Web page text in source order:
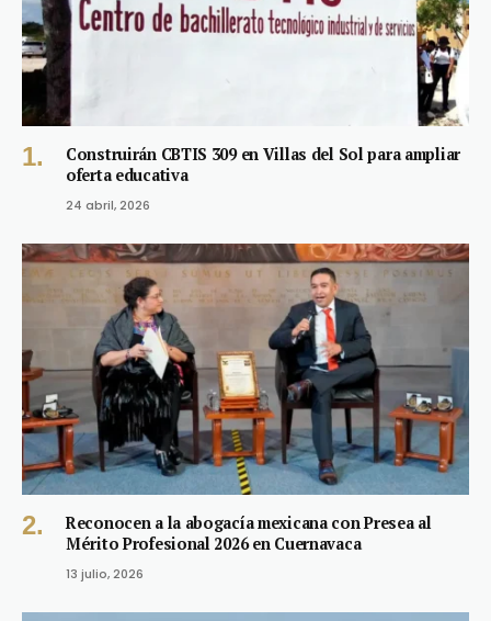
Construirán CBTIS 309 en Villas del Sol para ampliar
oferta educativa
24 abril, 2026
Reconocen a la abogacía mexicana con Presea al
Mérito Profesional 2026 en Cuernavaca
13 julio, 2026